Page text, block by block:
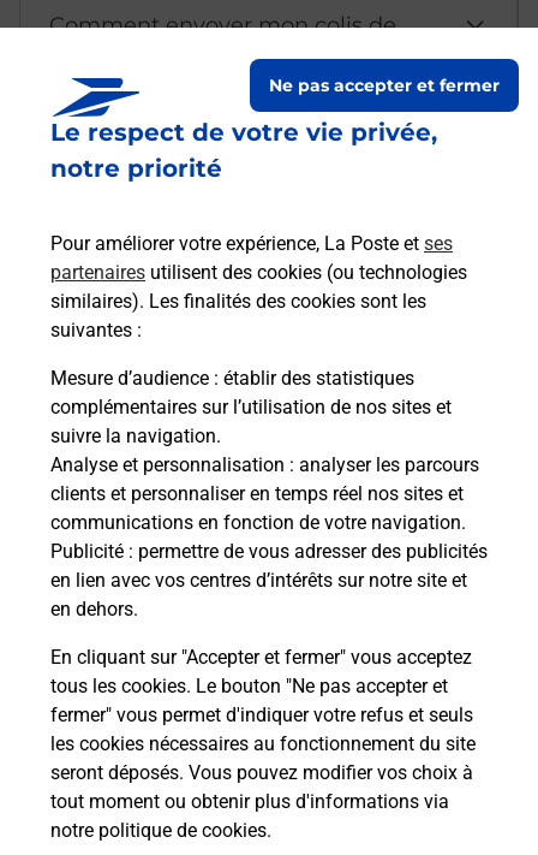
Le respect de votre vie privée,
notre priorité
Pour améliorer votre expérience, La Poste et ses
partenaires utilisent des cookies (ou technologies
similaires). Les finalités des cookies sont les
suivantes :
Mesure d’audience : établir des statistiques
complémentaires sur l’utilisation de nos sites et
suivre la navigation.
Analyse et personnalisation : analyser les parcours
clients et personnaliser en temps réel nos sites et
communications en fonction de votre navigation.
Publicité : permettre de vous adresser des publicités
en lien avec vos centres d’intérêts sur notre site et
en dehors.
En cliquant sur "Accepter et fermer" vous acceptez
tous les cookies. Le bouton "Ne pas accepter et
fermer" vous permet d'indiquer votre refus et seuls
les cookies nécessaires au fonctionnement du site
seront déposés. Vous pouvez modifier vos choix à
tout moment ou obtenir plus d'informations via
notre politique de cookies.
Ne pas accepter et fermer
Comment envoyer mon colis de
Est-il possible d’acheter un
emballage directement depuis un
Comment demander une
modification de livraison ?
Comment La Poste participe-t-elle
à votre sécurité au quotidien ?
Puis-je passer mon code de la route
avec La Poste et sous quelles
conditions ?
Localiser Liste Loiret